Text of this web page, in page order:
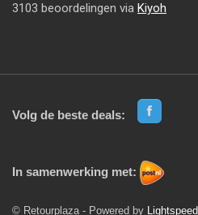
3103 beoordelingen via Kiyoh
Volg de beste deals:
In samenwerking met:
© Retourplaza - Powered by Lightspeed